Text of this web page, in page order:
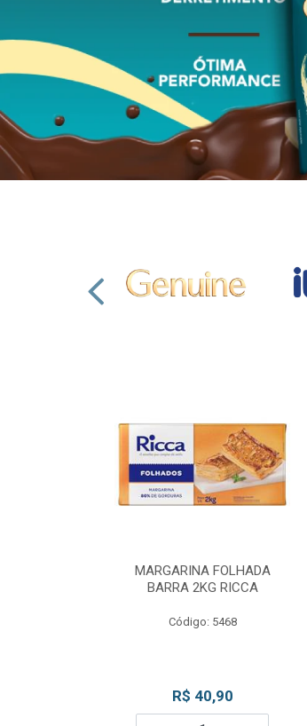
MARGARINA FOLHADA
BARRA 2KG RICCA
Código: 5468
R$ 40,90